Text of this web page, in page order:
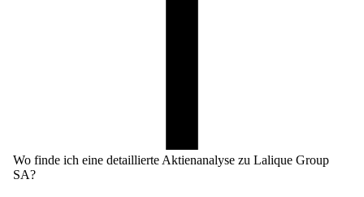
Wo finde ich eine detaillierte Aktienanalyse zu Lalique Group
SA?